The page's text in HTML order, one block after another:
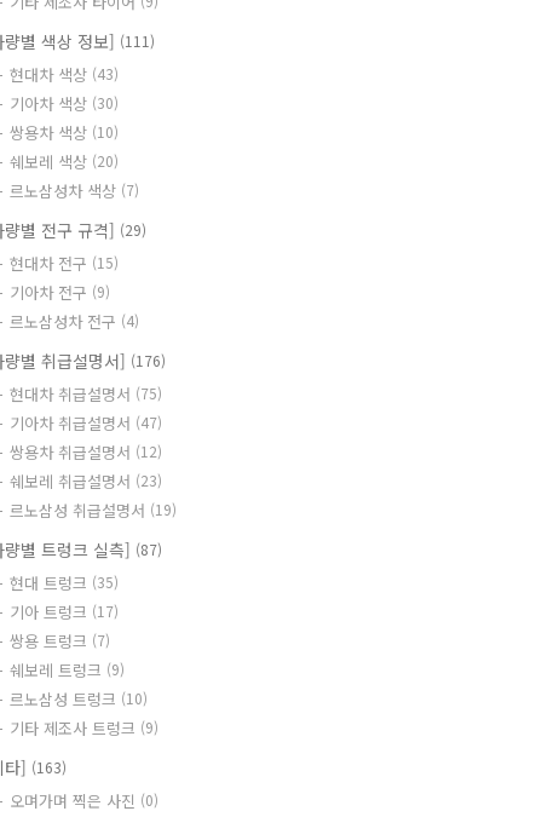
량별 색상 정보] (111)
현대차 색상 (43)
기아차 색상 (30)
쌍용차 색상 (10)
쉐보레 색상 (20)
르노삼성차 색상 (7)
량별 전구 규격] (29)
현대차 전구 (15)
기아차 전구 (9)
르노삼성차 전구 (4)
량별 취급설명서] (176)
현대차 취급설명서 (75)
기아차 취급설명서 (47)
쌍용차 취급설명서 (12)
쉐보레 취급설명서 (23)
르노삼성 취급설명서 (19)
량별 트렁크 실측] (87)
현대 트렁크 (35)
기아 트렁크 (17)
쌍용 트렁크 (7)
쉐보레 트렁크 (9)
르노삼성 트렁크 (10)
기타 제조사 트렁크 (9)
타] (163)
오며가며 찍은 사진 (0)